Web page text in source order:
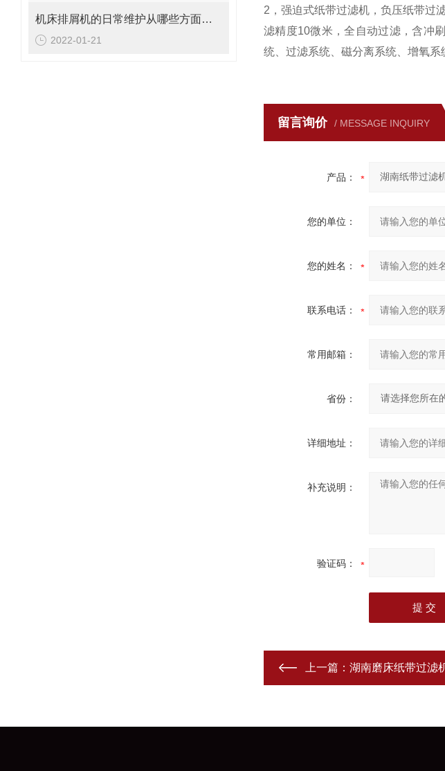
机床排屑机的日常维护从哪些方面入手
2022-01-21
2，强迫式纸带过滤机，负压纸带过
滤精度10微米，全自动过滤，含冲
统、过滤系统、磁分离系统、增氧系
留言询价 / MESSAGE INQUIRY
产品：
您的单位：
您的姓名：
联系电话：
常用邮箱：
省份：
详细地址：
补充说明：
验证码：
上一篇： 湖南磨床纸带过滤